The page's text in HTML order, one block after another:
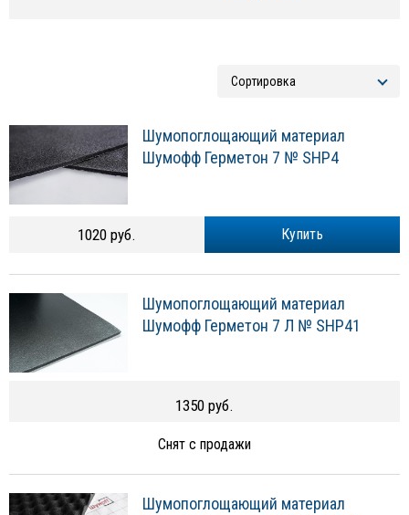
Шумопоглощающий материал
Шумофф Герметон 7 № SHP4
Купить
1020 руб.
Шумопоглощающий материал
Шумофф Герметон 7 Л № SHP41
1350 руб.
Снят с продажи
Шумопоглощающий материал